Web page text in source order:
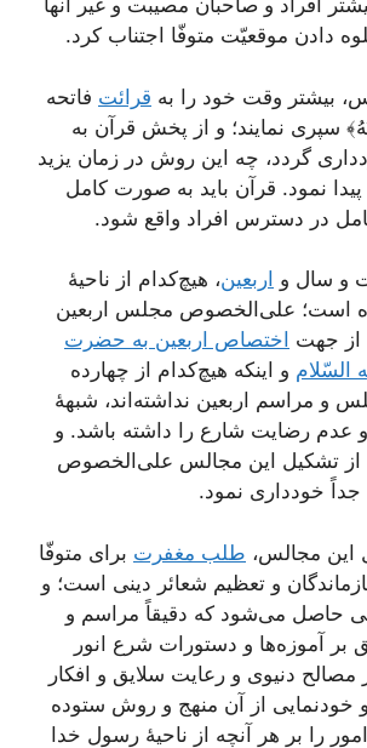
افراد و صاحبان مصیبت و غیر آنها
دادن موقعیّت متوفّا اجتناب کرد.
بیشتر وقت خود را به قرائت فاتحه
سپری نمایند؛ و از پخش قرآن به
گردد، چه این روش در زمان یزید
پیدا نمود. قرآن باید به صورت کامل
در دسترس افراد واقع شود.
و سال و اربعین، هیچ‌کدام از ناحیۀ
است؛ علی‌الخصوص مجلس اربعین
از جهت اختصاص اربعین به حضرت
السّلام و اینکه هیچ‌کدام از چهارده
و مراسم اربعین نداشته‌اند، شبهۀ
عدم رضایت شارع را داشته باشد. و
از تشکیل این مجالس علی‌الخصوص
خودداری نمود.
این مجالس، طلب مغفرت برای متوفّا
و تعظیم شعائر دینی است؛ و
حاصل می‌شود که دقیقاً مراسم و
بر آموزه‌ها و دستورات شرع انور
مصالح دنیوی و رعایت سلایق و افکار
خودنمایی از آن منهج و روش ستوده
را بر هر آنچه از ناحیۀ رسول خدا